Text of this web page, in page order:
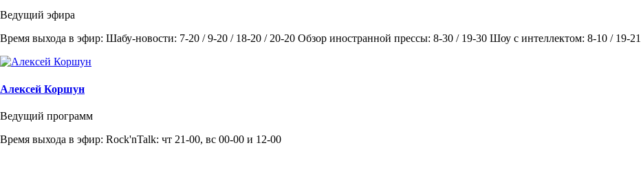
Ведущий эфира
Время выхода в эфир: Шабу-новости: 7-20 / 9-20 / 18-20 / 20-20 Обзор иностранной прессы: 8-30 / 19-30 Шоу с интеллектом: 8-10 / 19-21
Алексей Коршун
Ведущий программ
Время выхода в эфир: Rock'nTalk: чт 21-00, вс 00-00 и 12-00